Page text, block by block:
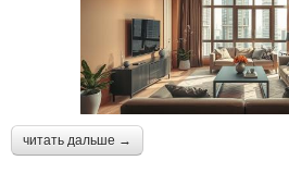
читать дальше →